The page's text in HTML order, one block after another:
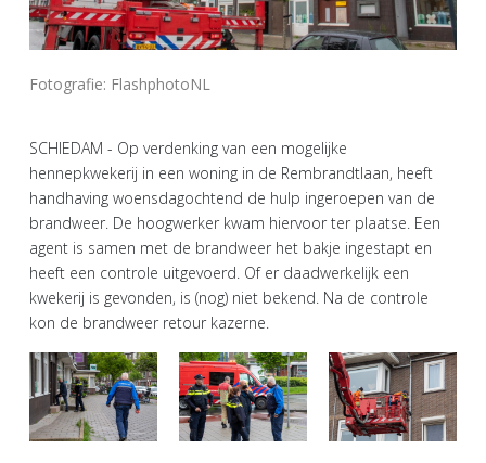
Fotografie: FlashphotoNL
SCHIEDAM - Op verdenking van een mogelijke
hennepkwekerij in een woning in de Rembrandtlaan, heeft
handhaving woensdagochtend de hulp ingeroepen van de
brandweer. De hoogwerker kwam hiervoor ter plaatse. Een
agent is samen met de brandweer het bakje ingestapt en
heeft een controle uitgevoerd. Of er daadwerkelijk een
kwekerij is gevonden, is (nog) niet bekend. Na de controle
kon de brandweer retour kazerne.